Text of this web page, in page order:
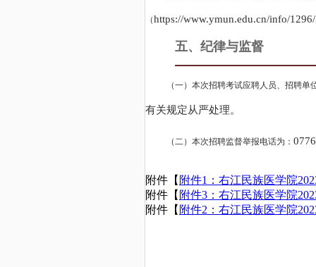
（https://www.ymun.edu.cn/info/
五、纪律与监督
（一）本次招聘考试应聘人员、招聘
有关规定从严处理。
（二）本次招聘监督举报电话为：
附件【 附件1：右江民族医学院
附件【 附件3：右江民族医学院
附件【 附件2：右江民族医学院